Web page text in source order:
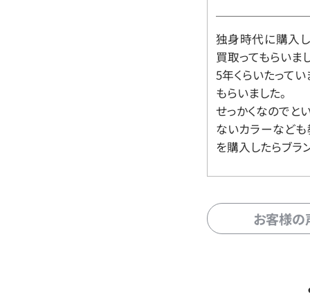
独身時代に購入
買取ってもらいま
5年くらいたって
もらいました。
せっかくなのでと
ないカラーなども
を購入したらブラ
お客様